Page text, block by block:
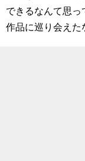
できるなんて思
作品に巡り会えた